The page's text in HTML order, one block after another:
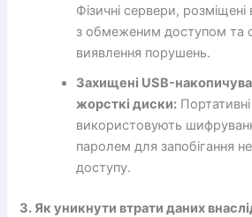
Фізичні сервери,
з обмеженим доступом та
виявлення порушень.
Захищені USB-
жорсткі диски:
використовують
паролем для запобігання
доступу.
3. Як уникнути втрати даних